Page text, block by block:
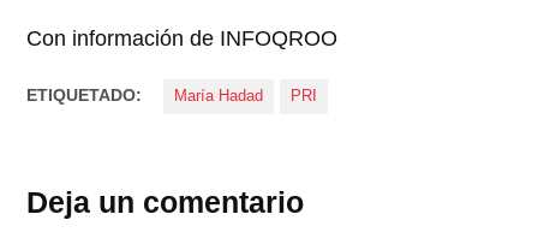
Con información de INFOQROO
ETIQUETADO: María Hadad PRI
Deja un comentario